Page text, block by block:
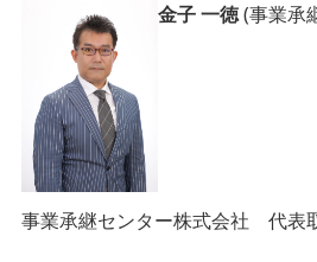
金子 一徳(事業承
事業承継センター株式会社 代表